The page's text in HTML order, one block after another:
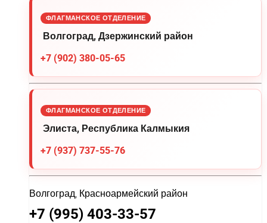
ФЛАГМАНСКОЕ ОТДЕЛЕНИЕ
Волгоград, Дзержинский район
+7 (902) 380-05-65
ФЛАГМАНСКОЕ ОТДЕЛЕНИЕ
Элиста, Республика Калмыкия
+7 (937) 737-55-76
Волгоград, Красноармейский район
+7 (995) 403-33-57